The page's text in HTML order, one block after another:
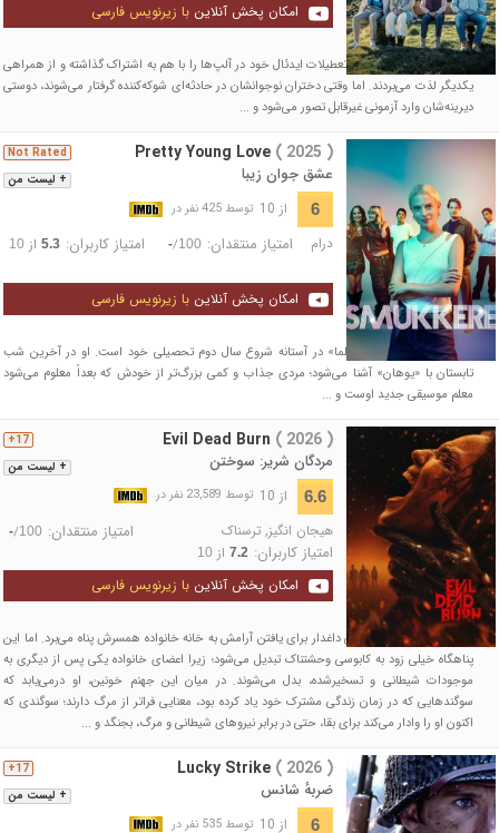
امکان پخش آنلاین با زیرنویس فارسی
برای سال‌ها، دو زوج خانهٔ تعطیلات ایدئال خود در آلپ‌ها را با هم به اشتراک گذاشته و از همراهی
یکدیگر لذت می‌بردند. اما وقتی دختران نوجوانشان در حادثه‌ای شوکه‌کننده گرفتار می‌شوند، دوستی
دیرینه‌شان وارد آزمونی غیرقابل تصور می‌شود و ...
+ لیست من
Not Rated Pretty Young Love ( 2025 )
عشق جوان زیبا
6 از 10 توسط 425 نفر در
درام امتیاز منتقدان: -/100 امتیاز کاربران: 5.3از 10
امکان پخش آنلاین با زیرنویس فارسی
در دبیرستان روزنهولم، «سلما» در آستانه شروع سال دوم تحصیلی خود است. او در آخرین شب
تابستان با «یوهان» آشنا می‌شود؛ مردی جذاب و کمی بزرگ‌تر از خودش که بعداً معلوم می‌شود
معلم موسیقی جدید اوست و ...
+ لیست من
17+ Evil Dead Burn ( 2026 )
مردگان شریر: سوختن
6.6 از 10 توسط 23,589 نفر در
هیجان انگیز, ترسناک امتیاز منتقدان: -/100
امتیاز کاربران: 7.2از 10
امکان پخش آنلاین با زیرنویس فارسی
پس از مرگ همسرش، زنی داغدار برای یافتن آرامش به خانه خانواده همسرش پناه می‌برد. اما این
پناهگاه خیلی زود به کابوسی وحشتناک تبدیل می‌شود؛ زیرا اعضای خانواده یکی پس از دیگری به
موجودات شیطانی و تسخیرشده، بدل می‌شوند. در میان این جهنم خونین، او درمی‌یابد که
سوگندهایی که در زمان زندگی مشترک خود یاد کرده بود، معنایی فراتر از مرگ دارند؛ سوگندی که
اکنون او را وادار می‌کند برای بقا، حتی در برابر نیروهای شیطانی و مرگ، بجنگد و ...
+ لیست من
17+ Lucky Strike ( 2026 )
ضربهٔ شانس
6 از 10 توسط 535 نفر در